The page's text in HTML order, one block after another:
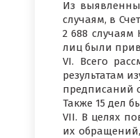
Из
случаям, в
2 688
лиц были
VI. Всего
результатам
предписаний
Также 15 дел
VII. В целях
их